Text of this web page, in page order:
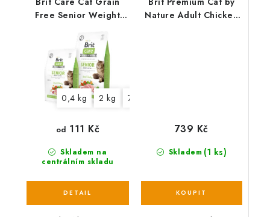
Free Senior Weight
0,4 kg 2 kg 7 kg
Skladem na
centrálním skladu
od 111 Kč
Nature Adult Chicken
Skladem (1 ks)
739 Kč